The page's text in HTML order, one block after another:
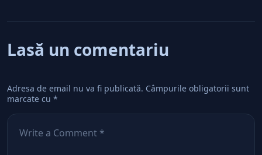
Lasă un comentariu
Adresa de email nu va fi publicată. Câmpurile obligatorii sunt
marcate cu *